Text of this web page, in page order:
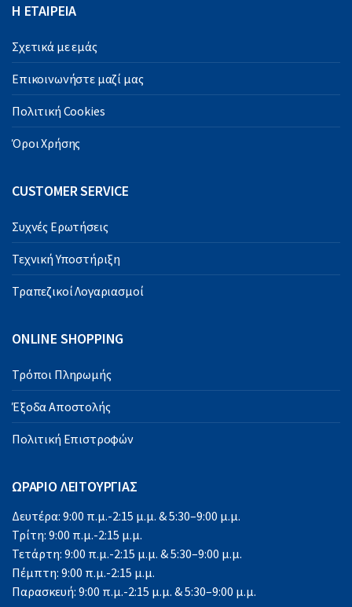
Η ΕΤΑΙΡΕΙΑ
Σχετικά με εμάς
Επικοινωνήστε μαζί μας
Πολιτική Cookies
Όροι Χρήσης
CUSTOMER SERVICE
Συχνές Ερωτήσεις
Τεχνική Υποστήριξη
Τραπεζικοί Λογαριασμοί
ONLINE SHOPPING
Τρόποι Πληρωμής
Έξοδα Αποστολής
Πολιτική Επιστροφών
ΩΡΑΡΙΟ ΛΕΙΤΟΥΡΓΙΑΣ
Δευτέρα: 9:00 π.μ.-2:15 μ.μ. & 5:30–9:00 μ.μ.
Τρίτη: 9:00 π.μ.-2:15 μ.μ.
Τετάρτη: 9:00 π.μ.-2:15 μ.μ. & 5:30–9:00 μ.μ.
Πέμπτη: 9:00 π.μ.-2:15 μ.μ.
Παρασκευή: 9:00 π.μ.-2:15 μ.μ. & 5:30–9:00 μ.μ.